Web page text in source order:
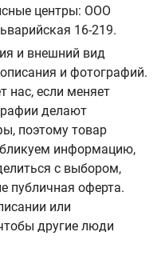
центры: ООО
16-219.
и внешний вид
и фотографий.
нас, если меняет
делают
поэтому товар
информацию,
с выбором,
публичная оферта.
или
другие люди